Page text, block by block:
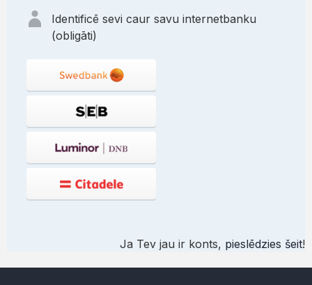
Identificē sevi caur savu internetbanku
(obligāti)
Ja Tev jau ir konts, pieslēdzies šeit!